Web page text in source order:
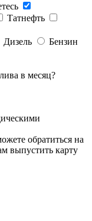
Татнефть
Дизель
Бензин
в месяц?
обратиться на
выпустить карту